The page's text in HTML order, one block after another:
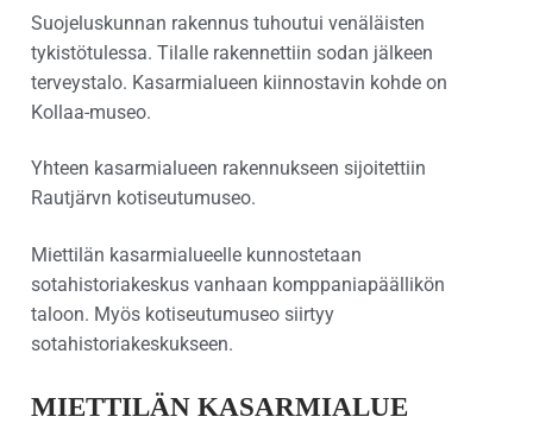
Suojeluskunnan rakennus tuhoutui venäläisten
tykistötulessa. Tilalle rakennettiin sodan jälkeen
terveystalo. Kasarmialueen kiinnostavin kohde on
Kollaa-museo.
Yhteen kasarmialueen rakennukseen sijoitettiin
Rautjärvn kotiseutumuseo.
Miettilän kasarmialueelle kunnostetaan
sotahistoriakeskus vanhaan komppaniapäällikön
taloon. Myös kotiseutumuseo siirtyy
sotahistoriakeskukseen.
MIETTILÄN KASARMIALUE